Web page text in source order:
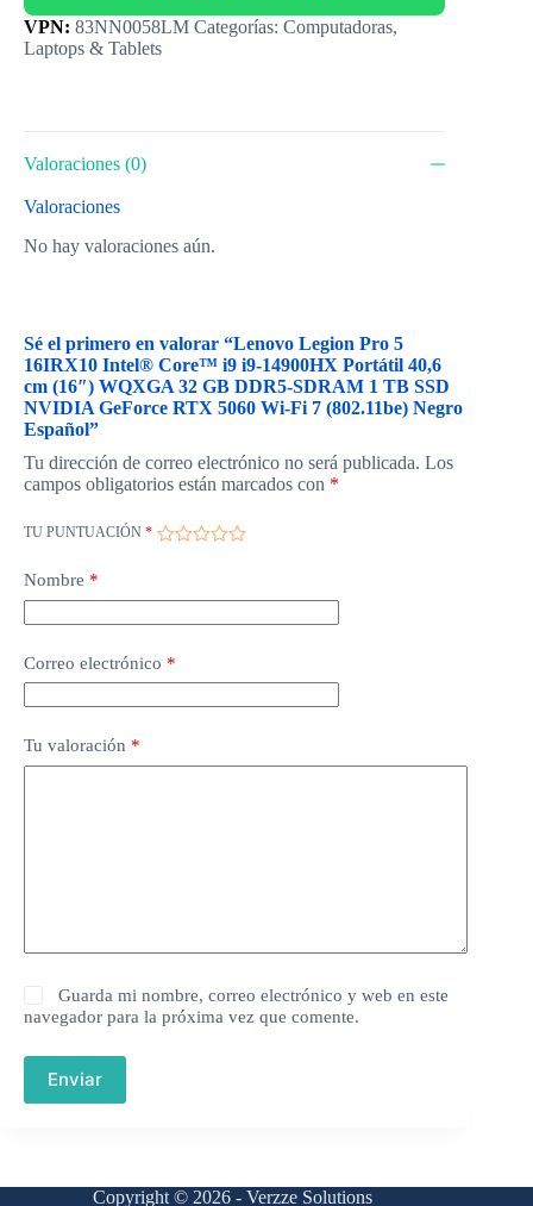
Categorías: Computadoras,
Laptops & Tablets
Valoraciones (0)
Valoraciones
No hay valoraciones aún.
Sé el primero en valorar “Lenovo Legion Pro 5
16IRX10 Intel® Core™ i9 i9-14900HX Portátil 40,6
cm (16″) WQXGA 32 GB DDR5-SDRAM 1 TB SSD
NVIDIA GeForce RTX 5060 Wi-Fi 7 (802.11be) Negro
Español”
Tu dirección de correo electrónico no será publicada. Los
campos obligatorios están marcados con *
TU PUNTUACIÓN *
Nombre *
Correo electrónico *
Tu valoración *
Guarda mi nombre, correo electrónico y web en este
navegador para la próxima vez que comente.
Enviar
Copyright © 2026 - Verzze Solutions